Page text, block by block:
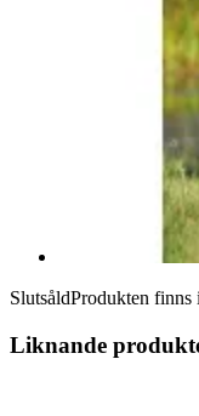
SlutsåldProdukten finns
Liknande